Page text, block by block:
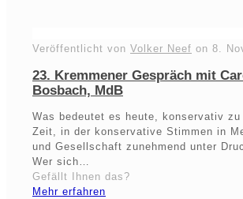
Veröffentlicht von Volker Neef on 8.
23. Kremmener Gespräch mit
Bosbach, MdB
Was bedeutet es heute, konservativ
Zeit, in der konservative Stimmen in
und Gesellschaft zunehmend unter
Wer sich…
Gefällt Ihnen das?
Mehr erfahren